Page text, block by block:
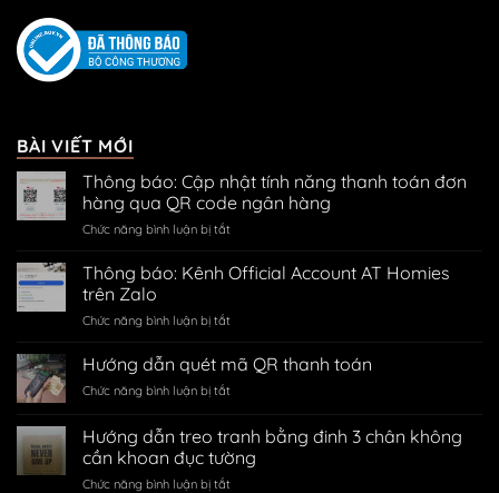
BÀI VIẾT MỚI
Thông báo: Cập nhật tính năng thanh toán đơn
hàng qua QR code ngân hàng
Chức năng bình luận bị tắtở
báo:
Cập
tính
thanh
qua
QR
code
Thông báo: Kênh Official Account AT Homies
trên Zalo
Chức năng bình luận bị tắtở
báo:
Kênh
Official
AT
Homies
trên
Hướng dẫn quét mã QR thanh toán
Chức năng bình luận bị tắtở
quét
mã
QR
Hướng dẫn treo tranh bằng đinh 3 chân không
cần khoan đục tường
Chức năng bình luận bị tắtở